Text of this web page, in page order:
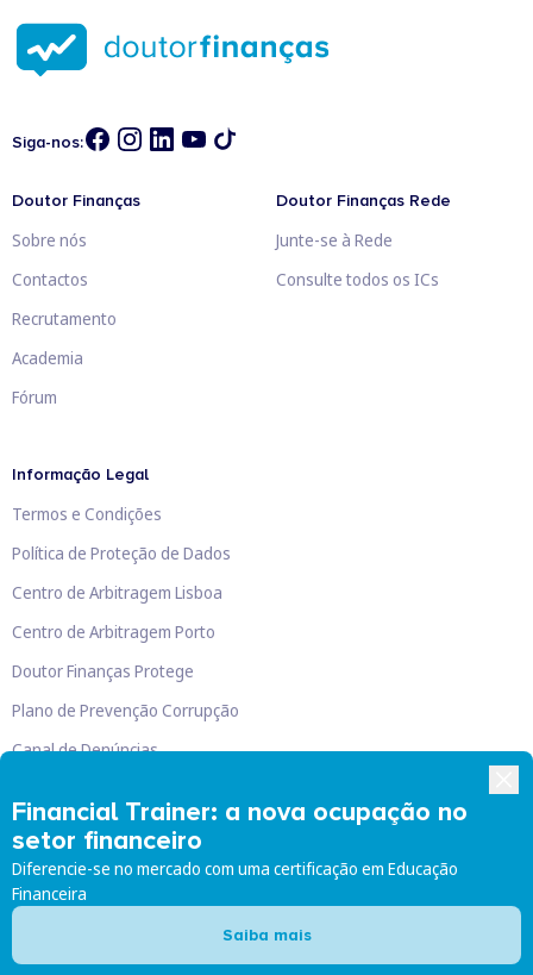
Financial Trainer: a nova ocupação no
setor financeiro
Diferencie-se no mercado com uma certificação em Educação
Financeira
Saiba mais
Siga-nos:
Doutor Finanças
Sobre nós
Contactos
Recrutamento
Academia
Fórum
Doutor Finanças Rede
Junte-se à Rede
Consulte todos os ICs
Informação Legal
Termos e Condições
Política de Proteção de Dados
Centro de Arbitragem Lisboa
Centro de Arbitragem Porto
Doutor Finanças Protege
Plano de Prevenção Corrupção
Canal de Denúncias
Doutor Finanças, Lda